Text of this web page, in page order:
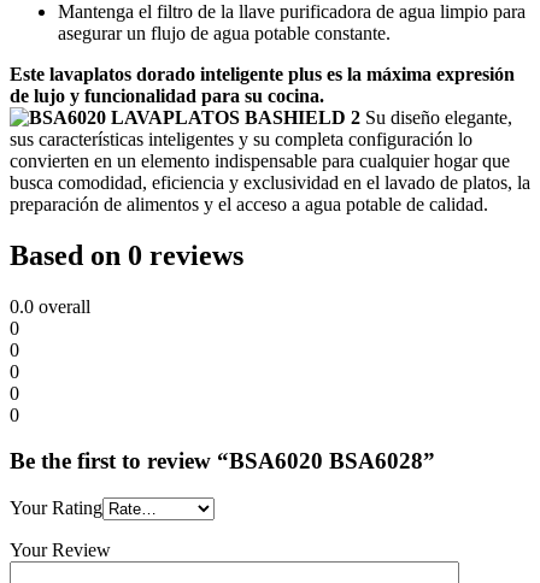
Mantenga el filtro de la llave purificadora de agua limpio para
asegurar un flujo de agua potable constante.
Este lavaplatos dorado inteligente plus es la máxima expresión
de lujo y funcionalidad para su cocina.
Su diseño elegante,
sus características inteligentes y su completa configuración lo
convierten en un elemento indispensable para cualquier hogar que
busca comodidad, eficiencia y exclusividad en el lavado de platos, la
preparación de alimentos y el acceso a agua potable de calidad.
Based on 0 reviews
0.0 overall
0
0
0
0
0
Be the first to review “BSA6020 BSA6028”
Your Rating
Your Review